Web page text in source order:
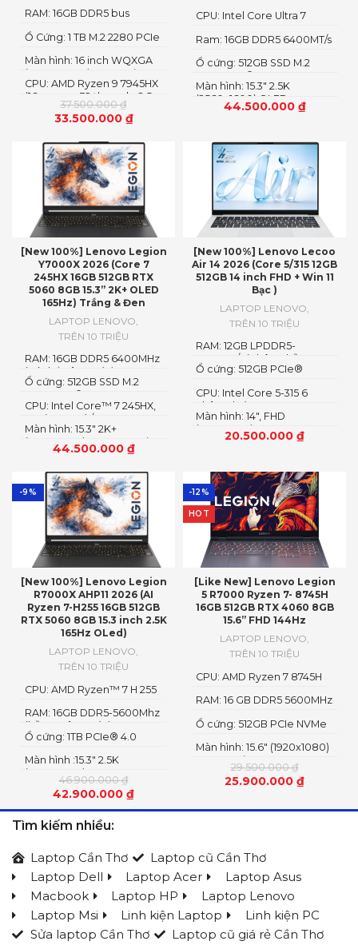
37.500.000₫
33.500.000 ₫
CPU: AMD Ryzen 9 7945HX
(16 cores x 32 threads, 2.5
up to 5.4GHz, 64MB
Cache)
Màn hình: 16 inch WQXGA
(2560 x 1600), IPS, Anti-
Glare, Non-Touch,
100%sRGB, 300 nits, 240Hz,
LED Backlight, Narrow
Bezel, Low Blue Light
Ổ Cứng: 1 TB M.2 2280 PCIe
RAM: 16GB DDR5 bus
44.500.000 ₫
Màn hình: 15.3" 2.5K
(2560x1600) OLED
Ổ cứng: 512GB SSD M.2
2242 PCIe® 4.0×4 NVMe
Ram: 16GB DDR5 6400MT/s
CPU: Intel Core Ultra 7
[New 100%] Lenovo Legion
Y7000X 2026 (Core 7
245HX 16GB 512GB RTX
5060 8GB 15.3” 2K+ OLED
165Hz) Trắng & Đen
LAPTOP LENOVO
TRÊN 10 TRIỆU
44.500.000 ₫
Màn hình: 15.3″ 2K+
(2560×1600) OLED 1100nits
(peak) / 500nits (typical)
G-SYNC®, DisplayHDR™
True Black 1000
CPU: Intel Core™ 7 245HX,
14C (6P + 8E) / 14T
Ổ cứng: 512GB SSD M.2
2242 PCIe® 4.0×4 NVMe
RAM: 16GB DDR5 6400MHz
(có thể nâng cấp)
[New 100%] Lenovo Lecoo
Air 14 2026 (Core 5/315 12GB
512GB 14 inch FHD + Win 11
Bạc )
LAPTOP LENOVO
TRÊN 10 TRIỆU
20.500.000 ₫
Màn hình: 14″, FHD
(1920x1200) IPS, 16:10
CPU: Intel Core 5-315 6
nhân 6 luồng
Ổ cứng: 512GB PCIe®
RAM: 12GB LPDDR5-
5600MT/s (Không hỗ trợ
nâng cấp)
-9%
[New 100%] Lenovo Legion
R7000X AHP11 2026 (AI
Ryzen 7-H255 16GB 512GB
RTX 5060 8GB 15.3 inch 2.5K
165Hz OLed)
LAPTOP LENOVO,
TRÊN 10 TRIỆU
46.900.000₫
42.900.000 ₫
Màn hình :15.3" 2.5K
(2560x1600) OLED
Ổ cứng: 1TB PCIe® 4.0
RAM: 16GB DDR5-5600Mhz
(hỗ trợ nâng cấp)
CPU: AMD Ryzen™ 7 H 255
-12%
HOT
[Like New] Lenovo Legion
5 R7000 Ryzen 7- 8745H
16GB 512GB RTX 4060 8GB
15.6” FHD 144Hz
LAPTOP LENOVO,
TRÊN 10 TRIỆU
29.500.000₫
25.900.000 ₫
Màn hình: 15.6" (1920x1080)
IPS, 300nits
Ổ cứng: 512GB PCIe NVMe
RAM: 16 GB DDR5 5600MHz
CPU: AMD Ryzen 7 8745H
Tìm kiếm nhiều:
Laptop Cần Thơ
Laptop cũ Cần Thơ
Laptop Dell
Laptop Acer
Laptop Asus
Macbook
Laptop HP
Laptop Lenovo
Laptop Msi
Linh kiện Laptop
Linh kiện PC
Sửa laptop Cần Thơ
Laptop cũ giá rẻ Cần Thơ